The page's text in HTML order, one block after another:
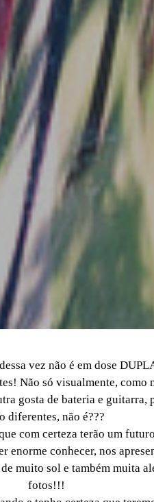
vez não é em dose
Não só visualmente, como
gosta de bateria e guitarra,
diferentes, não é???
com certeza terão um
conhecer, nos
muito sol e também muita
fotos!!!